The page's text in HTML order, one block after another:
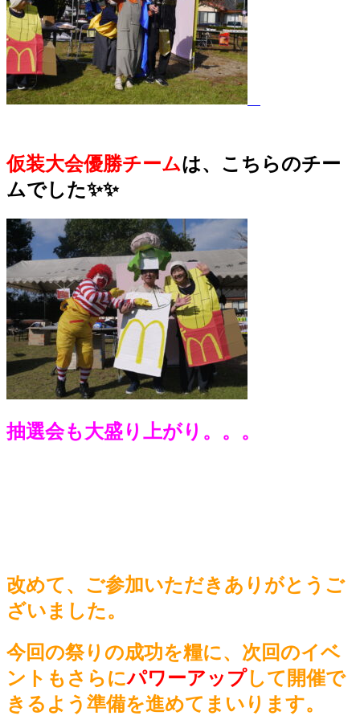
仮装大会優勝チームは、こちらのチー
ムでした✨✨
抽選会も大盛り上がり。。。
改めて、ご参加いただきありがとうご
ざいました。
今回の祭りの成功を糧に、次回のイベ
ントもさらにパワーアップして開催で
きるよう準備を進めてまいります。